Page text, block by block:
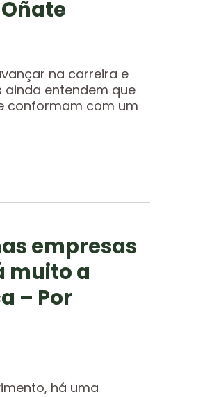
na carreira e
ainda entendem que
conformam com um
empresas
muito a
– Por
há uma